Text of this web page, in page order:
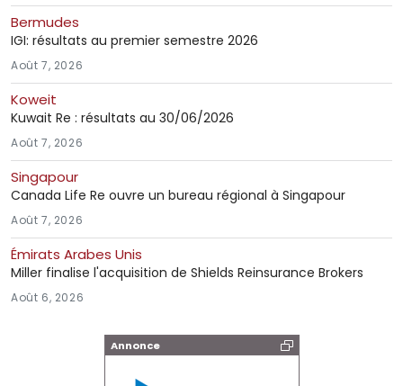
Bermudes
IGI: résultats au premier semestre 2026
Août 7, 2026
Koweit
Kuwait Re : résultats au 30/06/2026
Août 7, 2026
Singapour
Canada Life Re ouvre un bureau régional à Singapour
Août 7, 2026
Émirats Arabes Unis
Miller finalise l'acquisition de Shields Reinsurance Brokers
Août 6, 2026
Annonce